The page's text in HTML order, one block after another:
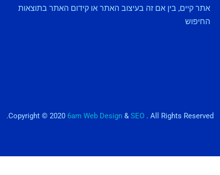
אתר קיים, בין אם זה בעיצוב האתר או קידום האתר בתוצאות
החיפוש
Copyright © 2020 6am Web Design & SEO . All Rights Reserved.